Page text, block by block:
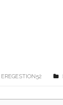
EREGESTION52